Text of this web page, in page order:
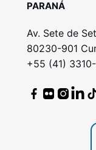
PARANÁ
Av. Sete de
80230-901
+55 (41)